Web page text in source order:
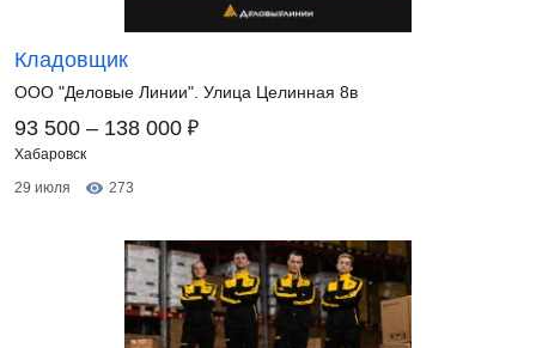
Кладовщик
ООО "Деловые Линии". Улица Целинная 8в
93 500 – 138 000 ₽
Хабаровск
29 июля
273